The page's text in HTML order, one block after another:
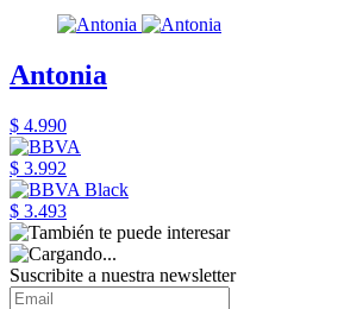
Antonia
$ 4.990
$ 3.992
$ 3.493
Suscribite a nuestra newsletter